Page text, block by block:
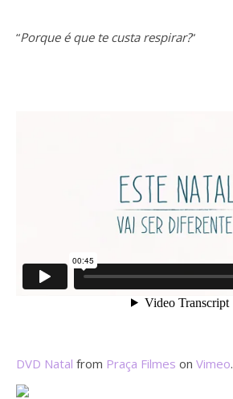
“Porque é que te custa respirar?“
DVD Natal from Praça Filmes on Vimeo.